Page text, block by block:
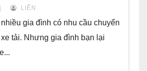
LIÊN
gia đình có nhu cầu chuyển
tải. Nhưng gia đình bạn lại